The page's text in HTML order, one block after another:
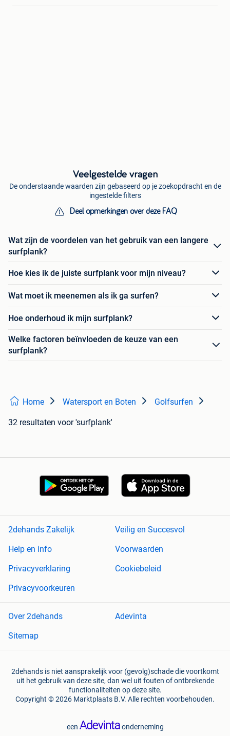
Veelgestelde vragen
De onderstaande waarden zijn gebaseerd op je zoekopdracht en de
ingestelde filters
Deel opmerkingen over deze FAQ
Wat zijn de voordelen van het gebruik van een langere
surfplank?
Hoe kies ik de juiste surfplank voor mijn niveau?
Wat moet ik meenemen als ik ga surfen?
Hoe onderhoud ik mijn surfplank?
Welke factoren beïnvloeden de keuze van een
surfplank?
Home Watersport en Boten Golfsurfen
32 resultaten voor 'surfplank'
2dehands Zakelijk
Veilig en Succesvol
Help en info
Voorwaarden
Privacyverklaring
Cookiebeleid
Privacyvoorkeuren
Over 2dehands
Adevinta
Sitemap
2dehands is niet aansprakelijk voor (gevolg)schade die voortkomt
uit het gebruik van deze site, dan wel uit fouten of ontbrekende
functionaliteiten op deze site.
Copyright © 2026 Marktplaats B.V. Alle rechten voorbehouden.
een onderneming